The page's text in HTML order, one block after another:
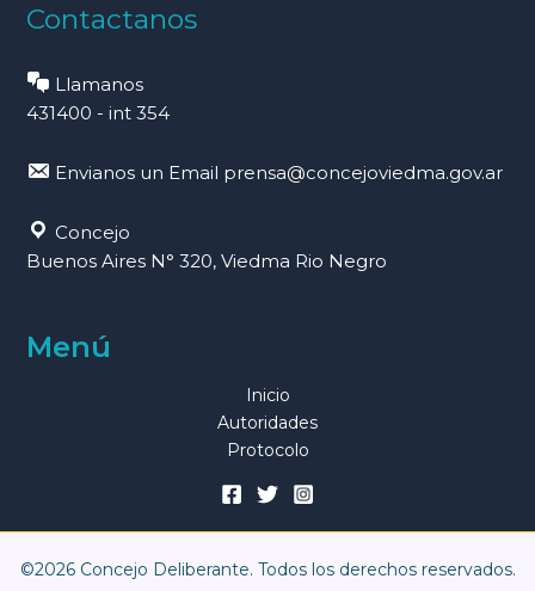
Contactanos
Llamanos
431400 - int 354
Envianos un Email prensa@concejoviedma.gov.ar
Concejo
Buenos Aires N° 320, Viedma Rio Negro
Menú
Inicio
Autoridades
Protocolo
©2026 Concejo Deliberante. Todos los derechos reservados.